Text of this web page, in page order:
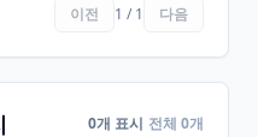
이전 1 / 1 다음
0개 표시 전체 0개